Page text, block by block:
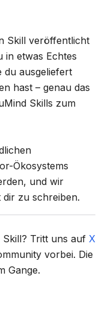
Skill veröffentlicht
in etwas Echtes
du ausgeliefert
hast – genau das
Skills zum
Ökosystems
und wir
zu schreiben.
Skill? Tritt uns auf X
vorbei. Die
Gange.